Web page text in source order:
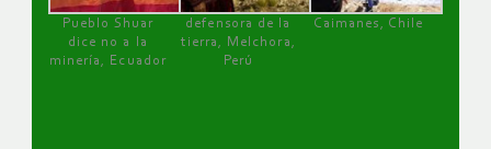
Pueblo Shuar
dice no a la
minería, Ecuador
defensora de la
tierra, Melchora,
Perú
Caimanes, Chile